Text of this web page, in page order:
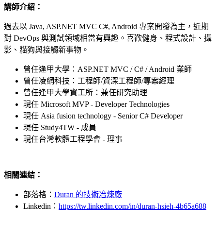
講師介紹：
過去以 Java, ASP.NET MVC C#, Android 專案開發為主，近期
對 DevOps 與測試領域相當有興趣。喜歡健身、程式設計、攝
影、貓狗與接觸新事物。
曾任逢甲大學：ASP.NET MVC / C# / Android 業師
曾任凌網科技：工程師/資深工程師/專案經理
曾任逢甲大學資工所：兼任研究助理
現任 Microsoft MVP - Developer Technologies
現任 Asia fusion technology - Senior C# Developer
現任 Study4TW - 成員
現任台灣軟體工程學會 - 理事
相關連結：
部落格： Duran 的技術冶煉廠
Linkedin： https://tw.linkedin.com/in/duran-hsieh-4b65a688